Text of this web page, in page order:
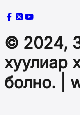
© 2024,
хуулиар
болно. |